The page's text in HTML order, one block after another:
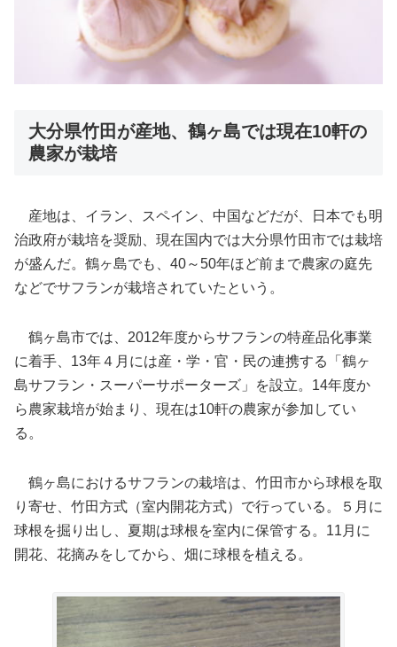
大分県竹田が産地、鶴ヶ島では現在10軒の
農家が栽培
産地は、イラン、スペイン、中国などだが、日本でも明
治政府が栽培を奨励、現在国内では大分県竹田市では栽培
が盛んだ。鶴ヶ島でも、40～50年ほど前まで農家の庭先
などでサフランが栽培されていたという。
鶴ヶ島市では、2012年度からサフランの特産品化事業
に着手、13年４月には産・学・官・民の連携する「鶴ヶ
島サフラン・スーパーサポーターズ」を設立。14年度か
ら農家栽培が始まり、現在は10軒の農家が参加してい
る。
鶴ヶ島におけるサフランの栽培は、竹田市から球根を取
り寄せ、竹田方式（室内開花方式）で行っている。５月に
球根を掘り出し、夏期は球根を室内に保管する。11月に
開花、花摘みをしてから、畑に球根を植える。